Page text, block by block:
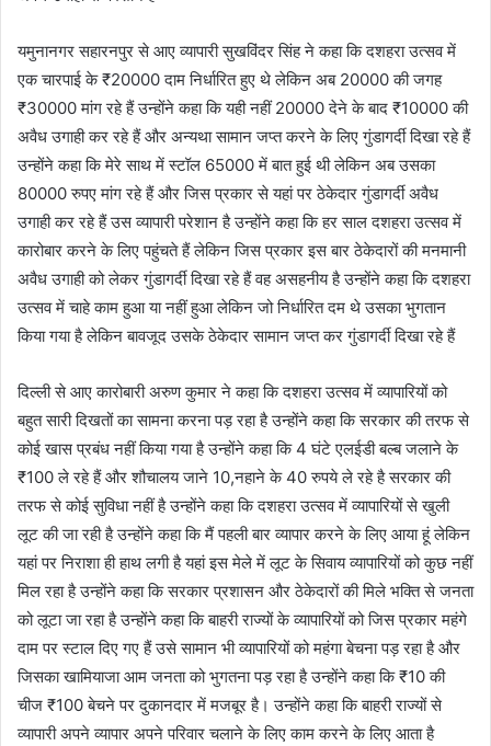
यमुनानगर सहारनपुर से आए व्यापारी सुखविंदर सिंह ने कहा कि दशहरा उत्सव में
एक चारपाई के ₹20000 दाम निर्धारित हुए थे लेकिन अब 20000 की जगह
₹30000 मांग रहे हैं उन्होंने कहा कि यही नहीं 20000 देने के बाद ₹10000 की
अवैध उगाही कर रहे हैं और अन्यथा सामान जप्त करने के लिए गुंडागर्दी दिखा रहे हैं
उन्होंने कहा कि मेरे साथ में स्टॉल 65000 में बात हुई थी लेकिन अब उसका
80000 रुपए मांग रहे हैं और जिस प्रकार से यहां पर ठेकेदार गुंडागर्दी अवैध
उगाही कर रहे हैं उस व्यापारी परेशान है उन्होंने कहा कि हर साल दशहरा उत्सव में
कारोबार करने के लिए पहुंचते हैं लेकिन जिस प्रकार इस बार ठेकेदारों की मनमानी
अवैध उगाही को लेकर गुंडागर्दी दिखा रहे हैं वह असहनीय है उन्होंने कहा कि दशहरा
उत्सव में चाहे काम हुआ या नहीं हुआ लेकिन जो निर्धारित दम थे उसका भुगतान
किया गया है लेकिन बावजूद उसके ठेकेदार सामान जप्त कर गुंडागर्दी दिखा रहे हैं
दिल्ली से आए कारोबारी अरुण कुमार ने कहा कि दशहरा उत्सव में व्यापारियों को
बहुत सारी दिखतों का सामना करना पड़ रहा है उन्होंने कहा कि सरकार की तरफ से
कोई खास प्रबंध नहीं किया गया है उन्होंने कहा कि 4 घंटे एलईडी बल्ब जलाने के
₹100 ले रहे हैं और शौचालय जाने 10,नहाने के 40 रुपये ले रहे है सरकार की
तरफ से कोई सुविधा नहीं है उन्होंने कहा कि दशहरा उत्सव में व्यापारियों से खुली
लूट की जा रही है उन्होंने कहा कि मैं पहली बार व्यापार करने के लिए आया हूं लेकिन
यहां पर निराशा ही हाथ लगी है यहां इस मेले में लूट के सिवाय व्यापारियों को कुछ नहीं
मिल रहा है उन्होंने कहा कि सरकार प्रशासन और ठेकेदारों की मिले भक्ति से जनता
को लूटा जा रहा है उन्होंने कहा कि बाहरी राज्यों के व्यापारियों को जिस प्रकार महंगे
दाम पर स्टाल दिए गए हैं उसे सामान भी व्यापारियों को महंगा बेचना पड़ रहा है और
जिसका खामियाजा आम जनता को भुगतना पड़ रहा है उन्होंने कहा कि ₹10 की
चीज ₹100 बेचने पर दुकानदार में मजबूर है। उन्होंने कहा कि बाहरी राज्यों से
व्यापारी अपने व्यापार अपने परिवार चलाने के लिए काम करने के लिए आता है